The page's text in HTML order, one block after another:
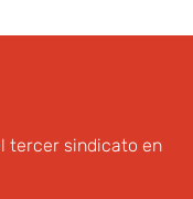
tercer sindicato en